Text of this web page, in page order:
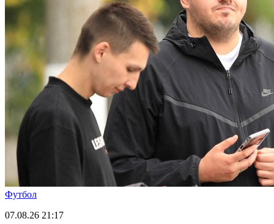
Футбол
07.08.26 21:17